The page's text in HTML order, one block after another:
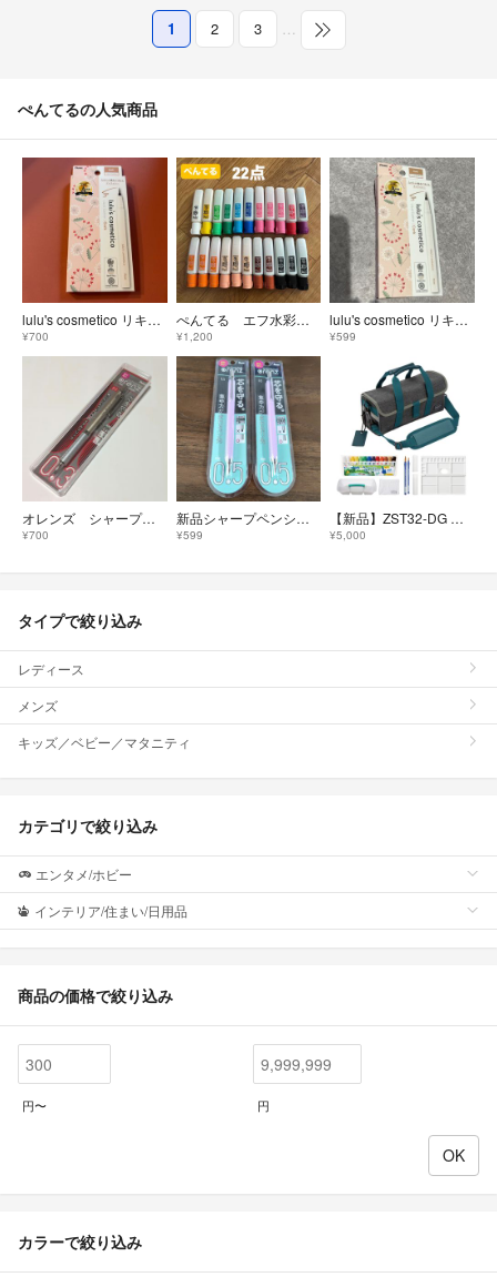
1 2 3 …
ぺんてるの人気商品
lulu's cosmetico リキッドアイライナー コルク 1
¥700
ぺんてる エフ水彩 ポリチューブ入り水彩えのぐ まとめ売り
¥1,200
lulu's cosmetico リキッドアイライナー コルク 1
¥599
オレンズ シャープペンシル メタルグリップ 0.3mm シャンパンゴールド
¥700
新品シャープペンシルオレンズ まとめ売り
¥599
【新品】ZST32-DG 絵の具セット 洗濯可 コンパクト ぞうきん付き 画材セ
¥5,000
タイプで絞り込み
レディース
メンズ
キッズ／ベビー／マタニティ
カテゴリで絞り込み
エンタメ/ホビー
インテリア/住まい/日用品
商品の価格で絞り込み
円〜 円
カラーで絞り込み